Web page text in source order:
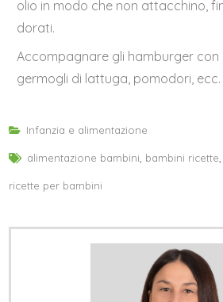
olio in modo che non attacchino,
dorati.
Accompagnare gli hamburger con
germogli di lattuga, pomodori, ecc.
Infanzia e alimentazione
alimentazione bambini bambini ricette
ricette per bambini